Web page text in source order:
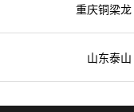
重庆铜梁龙
山东泰山